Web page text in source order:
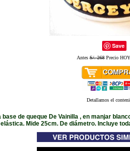
Save
AntesS/. 268Precio
Detallamos el
base de queque De Vainilla , en manjar
elástica. Mide 25cm. De diámetro. Incluye